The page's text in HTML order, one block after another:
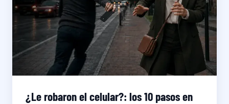
¿Le robaron el celular?: los 10 pasos en